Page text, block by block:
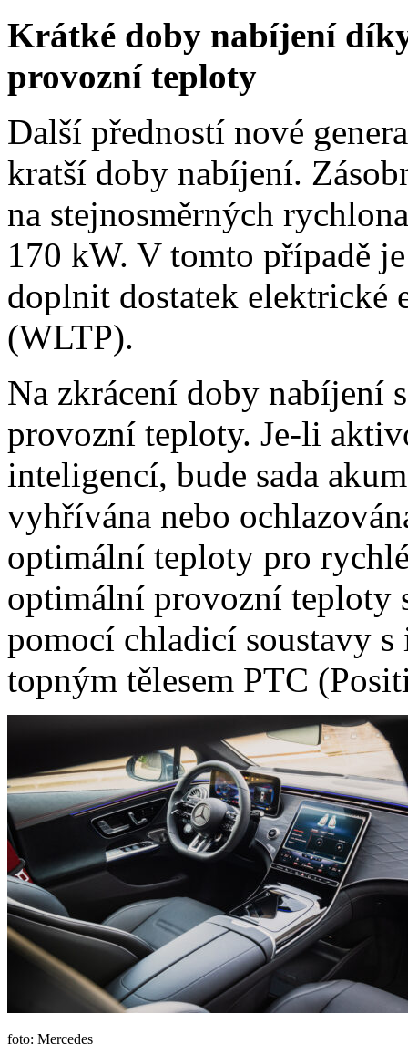
Krátké doby nabíjení
provozní teploty
Další předností nové
kratší doby nabíjení.
na stejnosměrných
170 kW. V tomto případě
doplnit dostatek elektrické
(WLTP).
Na zkrácení doby nabíjení
provozní teploty. Je-li
inteligencí, bude sada
vyhřívána nebo
optimální teploty pro
optimální provozní teploty
pomocí chladicí soustavy
topným tělesem PTC
foto: Mercedes